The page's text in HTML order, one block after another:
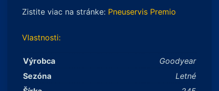
Zistite viac na stránke: Pneuservis Premio
Vlastnosti:
Výrobca
Goodyear
Sezóna
Letné